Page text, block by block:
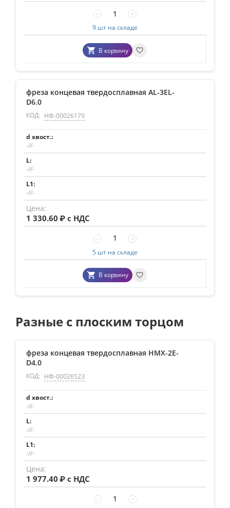
+
−
9 шт на складе
В корзину
фреза концевая твердосплавная AL-3EL-
D6.0
КОД: НФ-00026179
-//-
-//-
-//-
1 330.60 ₽ с НДС
+
−
5 шт на складе
В корзину
Разные с плоским торцом
фреза концевая твердосплавная HMX-2E-
D4.0
КОД: НФ-00026523
-//-
-//-
-//-
1 977.40 ₽ с НДС
+
−